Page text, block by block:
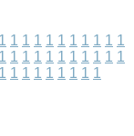
1 1 1 1 1 1 1 1 1 1 1
1 1 1 1 1 1 1 1 1 1 1
1 1 1 1 1 1 1 1 1